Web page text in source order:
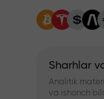
Sharhlar
Analitik
va ishonch